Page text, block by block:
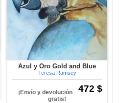
Azul y Oro Gold and Blue
Teresa Ramsey
472 $
¡Envío y devolución
gratis!